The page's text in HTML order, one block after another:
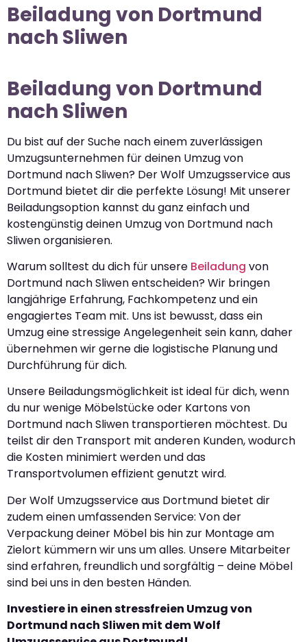
Beiladung von Dortmund
nach Sliwen
Beiladung von Dortmund
nach Sliwen
Du bist auf der Suche nach einem zuverlässigen
Umzugsunternehmen für deinen Umzug von
Dortmund nach Sliwen? Der Wolf Umzugsservice aus
Dortmund bietet dir die perfekte Lösung! Mit unserer
Beiladungsoption kannst du ganz einfach und
kostengünstig deinen Umzug von Dortmund nach
Sliwen organisieren.
Warum solltest du dich für unsere Beiladung von
Dortmund nach Sliwen entscheiden? Wir bringen
langjährige Erfahrung, Fachkompetenz und ein
engagiertes Team mit. Uns ist bewusst, dass ein
Umzug eine stressige Angelegenheit sein kann, daher
übernehmen wir gerne die logistische Planung und
Durchführung für dich.
Unsere Beiladungsmöglichkeit ist ideal für dich, wenn
du nur wenige Möbelstücke oder Kartons von
Dortmund nach Sliwen transportieren möchtest. Du
teilst dir den Transport mit anderen Kunden, wodurch
die Kosten minimiert werden und das
Transportvolumen effizient genutzt wird.
Der Wolf Umzugsservice aus Dortmund bietet dir
zudem einen umfassenden Service: Von der
Verpackung deiner Möbel bis hin zur Montage am
Zielort kümmern wir uns um alles. Unsere Mitarbeiter
sind erfahren, freundlich und sorgfältig – deine Möbel
sind bei uns in den besten Händen.
Investiere in einen stressfreien Umzug von
Dortmund nach Sliwen mit dem Wolf